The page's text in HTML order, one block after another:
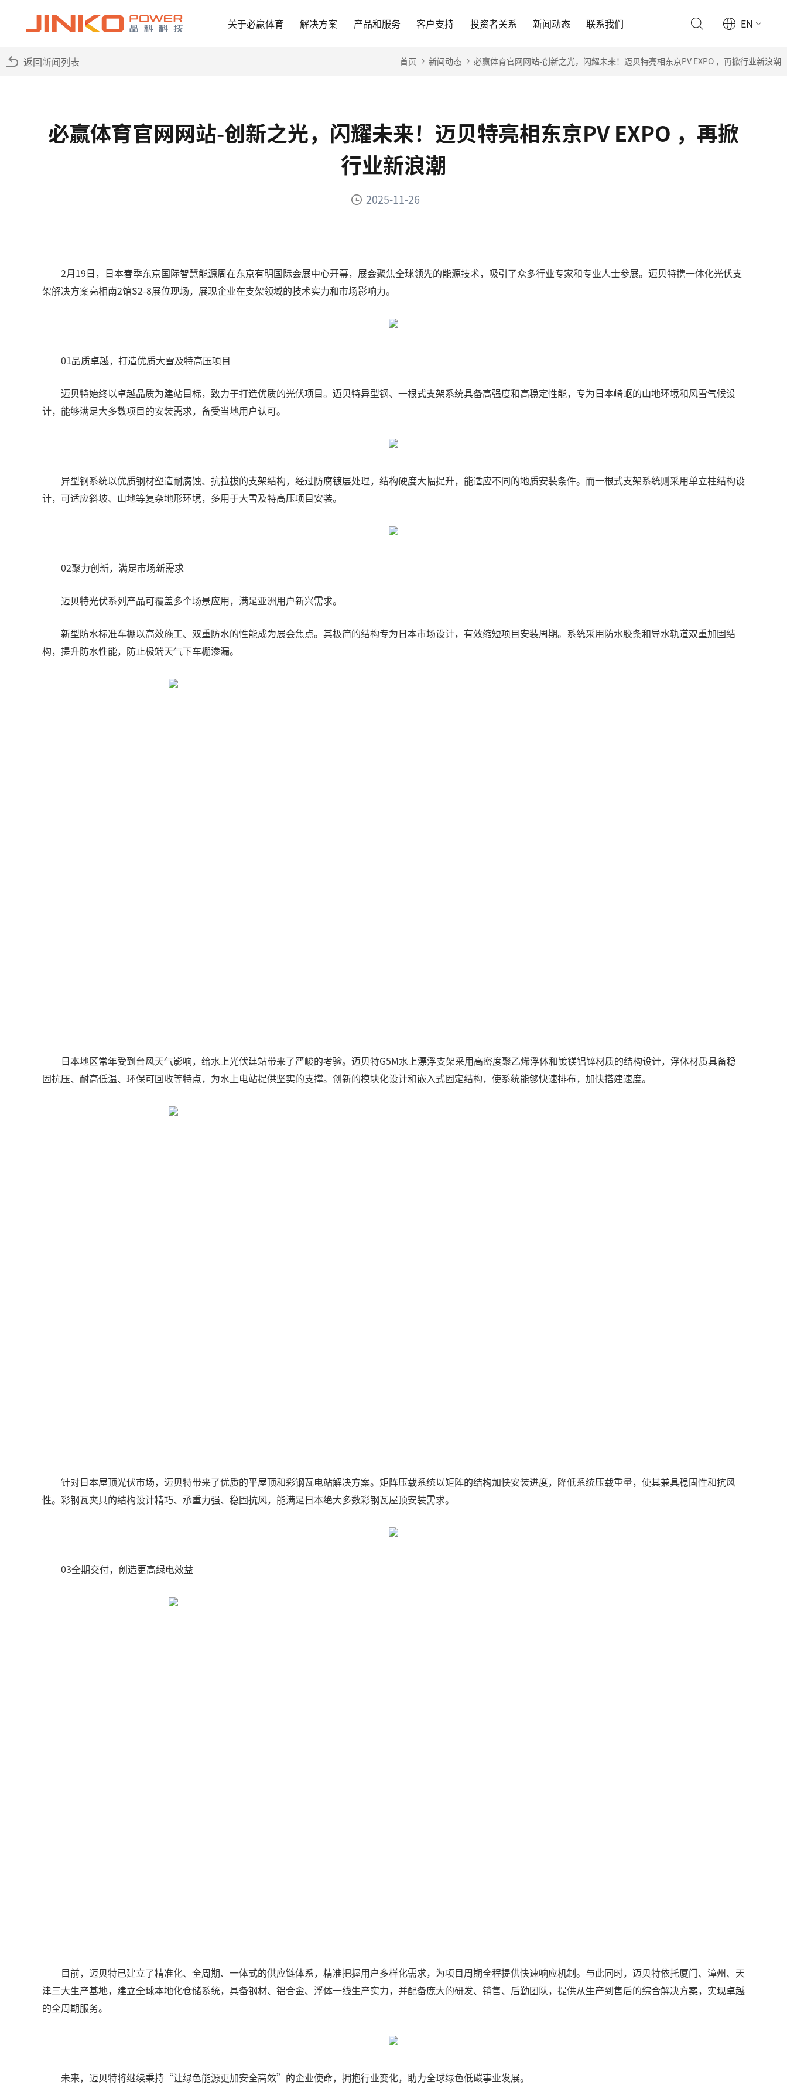
关于必赢体育 解决方案 产品和服务 客户支持 投资者关系 新闻动态 联系我们 EN
返回新闻列表 首页 新闻动态 必赢体育官网网站-创新之光，闪耀未来！迈贝特亮相东京PV EXPO ，再掀行业新浪潮
必赢体育官网网站-创新之光，闪耀未来！迈贝特亮相东京PV EXPO ，再掀
行业新浪潮
2025-11-26
2月19日，日本春季东京国际智慧能源周在东京有明国际会展中心开幕，展会聚焦全球领先的能源技术，吸引了众多行业专家和专业人士参展。迈贝特携一体化光伏支
架解决方案亮相南2馆S2-8展位现场，展现企业在支架领域的技术实力和市场影响力。
01品质卓越，打造优质大雪及特高压项目
迈贝特始终以卓越品质为建站目标，致力于打造优质的光伏项目。迈贝特异型钢、一根式支架系统具备高强度和高稳定性能，专为日本崎岖的山地环境和风雪气候设
计，能够满足大多数项目的安装需求，备受当地用户认可。
异型钢系统以优质钢材塑造耐腐蚀、抗拉拔的支架结构，经过防腐镀层处理，结构硬度大幅提升，能适应不同的地质安装条件。而一根式支架系统则采用单立柱结构设
计，可适应斜坡、山地等复杂地形环境，多用于大雪及特高压项目安装。
02聚力创新，满足市场新需求
迈贝特光伏系列产品可覆盖多个场景应用，满足亚洲用户新兴需求。
新型防水标准车棚以高效施工、双重防水的性能成为展会焦点。其极简的结构专为日本市场设计，有效缩短项目安装周期。系统采用防水胶条和导水轨道双重加固结
构，提升防水性能，防止极端天气下车棚渗漏。
日本地区常年受到台风天气影响，给水上光伏建站带来了严峻的考验。迈贝特G5M水上漂浮支架采用高密度聚乙烯浮体和镀镁铝锌材质的结构设计，浮体材质具备稳
固抗压、耐高低温、环保可回收等特点，为水上电站提供坚实的支撑。创新的模块化设计和嵌入式固定结构，使系统能够快速排布，加快搭建速度。
针对日本屋顶光伏市场，迈贝特带来了优质的平屋顶和彩钢瓦电站解决方案。矩阵压载系统以矩阵的结构加快安装进度，降低系统压载重量，使其兼具稳固性和抗风
性。彩钢瓦夹具的结构设计精巧、承重力强、稳固抗风，能满足日本绝大多数彩钢瓦屋顶安装需求。
03全期交付，创造更高绿电效益
目前，迈贝特已建立了精准化、全周期、一体式的供应链体系，精准把握用户多样化需求，为项目周期全程提供快速响应机制。与此同时，迈贝特依托厦门、漳州、天
津三大生产基地，建立全球本地化仓储系统，具备钢材、铝合金、浮体一线生产实力，并配备庞大的研发、销售、后勤团队，提供从生产到售后的综合解决方案，实现卓越
的全周期服务。
未来，迈贝特将继续秉持“让绿色能源更加安全高效”的企业使命，拥抱行业变化，助力全球绿色低碳事业发展。